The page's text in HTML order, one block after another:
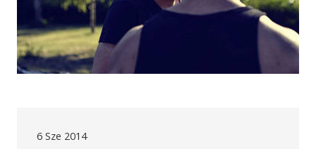
6 Sze 2014